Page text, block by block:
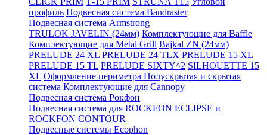
профиль Подвесная система Bandraster
Подвесная система Armstrong
TRULOK JAVELIN (24мм) Комплектующие для Baffle
Комплектующие для Metal Grill Bajkal ZN (24мм)
PRELUDE 24 XL PRELUDE 24 TLX PRELUDE 15 XL
PRELUDE 15 TL PRELUDE SIXTY^2 SILHOUETTE 15
XL Оформление периметра Полускрытая и скрытая
система Комплектующие для Cannopy
Подвесная система Рокфон
Подвесная система для ROCKFON ECLIPSE и
ROCKFON CONTOUR
Подвесные системы Ecophon